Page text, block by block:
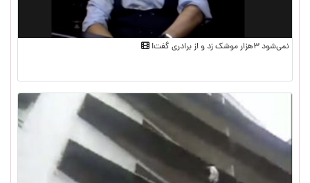
نمی‌شود ۳هزار موشک زد و از برادری گفت!